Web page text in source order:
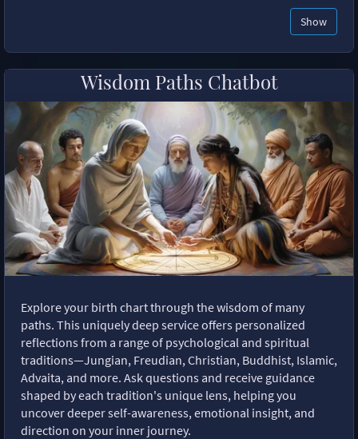
Show
Wisdom Paths Chatbot
Explore your birth chart through the wisdom of many
paths. This uniquely deep service offers personalized
reflections from a range of psychological and spiritual
traditions—Jungian, Freudian, Christian, Buddhist, Islamic,
Advaita, and more. Ask questions and receive guidance
shaped by each tradition's unique lens, helping you
uncover deeper self-awareness, emotional insight, and
direction on your inner journey.